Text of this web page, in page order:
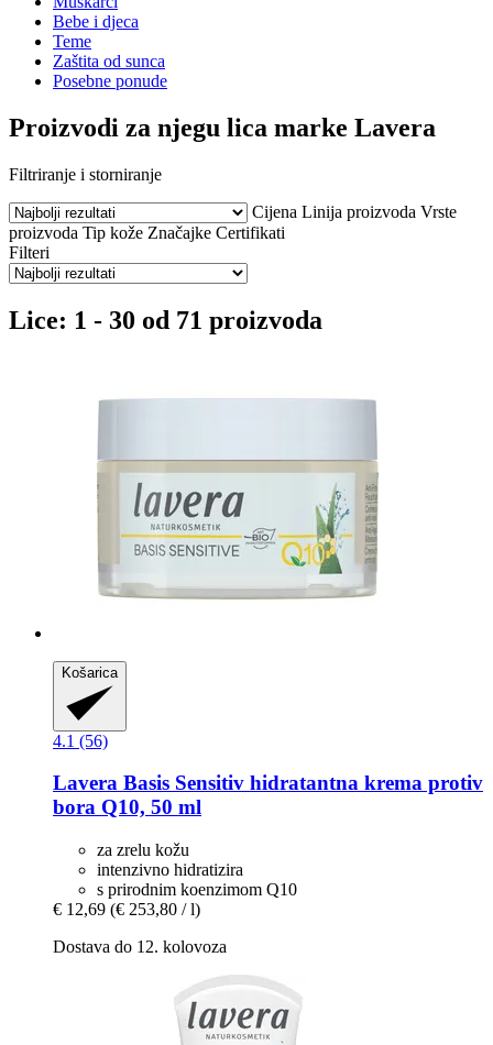
Bebe i djeca
Teme
Zaštita od sunca
Posebne ponude
Proizvodi za njegu lica marke Lavera
Filtriranje i storniranje
Cijena Linija proizvoda Vrste
proizvoda Tip kože Značajke Certifikati
Filteri
Lice: 1 - 30 od 71 proizvoda
Košarica
4.1 (56)
Lavera Basis Sensitiv hidratantna krema protiv
bora Q10, 50 ml
za zrelu kožu
intenzivno hidratizira
s prirodnim koenzimom Q10
€ 12,69 (€ 253,80 / l)
Dostava do 12. kolovoza